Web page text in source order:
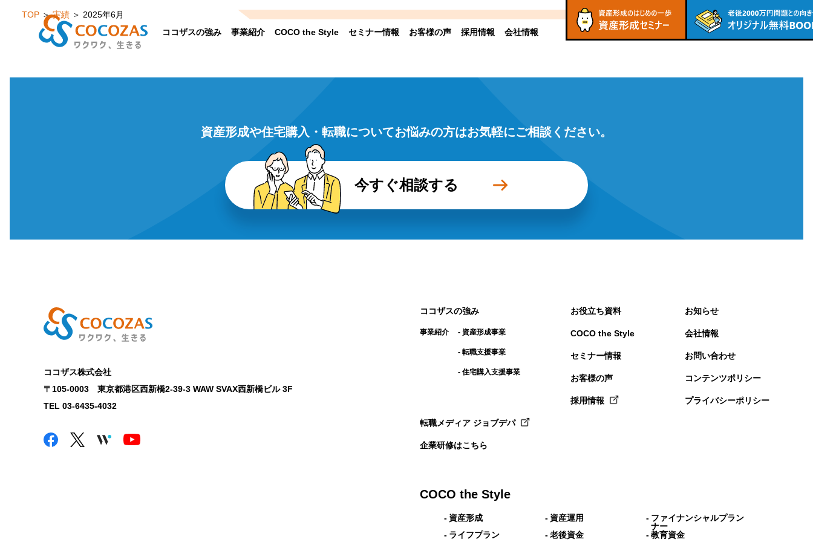
ココザスの強み 事業紹介 COCO the Style セミナー情報 お客様の声 採用情報 会社情報
TOP 実績 2025年6月
資産形成や住宅購入・転職についてお悩みの方はお気軽にご相談ください。
今すぐ相談する
ココザス株式会社
〒105-0003 東京都港区西新橋2-39-3 WAW SVAX西新橋ビル 3F
TEL 03-6435-4032
ココザスの強み
事業紹介 資産形成事業
転職支援事業
住宅購入支援事業
お役立ち資料
COCO the Style
セミナー情報
お客様の声
採用情報
お知らせ
会社情報
お問い合わせ
コンテンツポリシー
プライバシーポリシー
転職メディア ジョブデパ
企業研修はこちら
COCO the Style
資産形成 資産運用
ファイナンシャルプラン
ナー
ライフプラン
老後資金 教育資金